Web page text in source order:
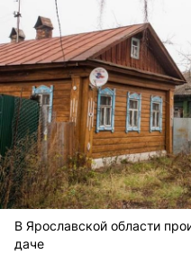
В Ярославской области
даче